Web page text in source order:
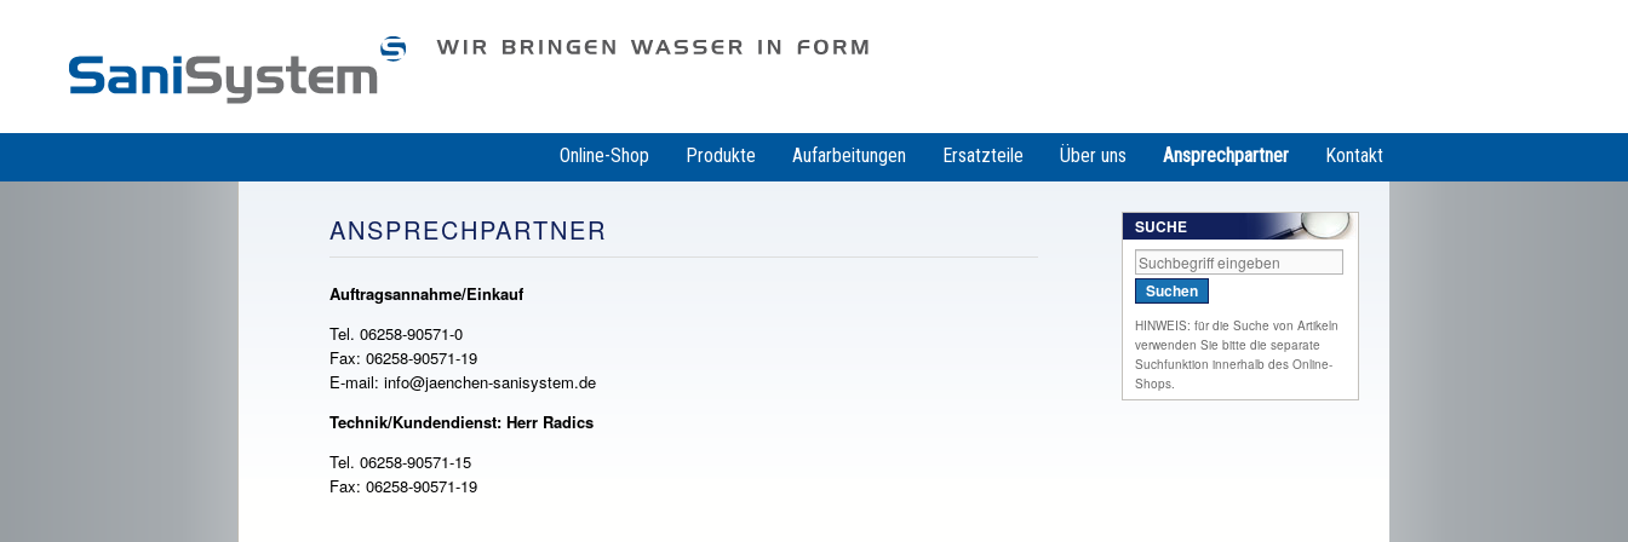
GmbH
Online-Shop Produkte Aufarbeitungen Ersatzteile Über uns Ansprechpartner Kontakt
ANSPRECHPARTNER
Auftragsannahme/Einkauf
Tel. 06258-90571-0
Fax: 06258-90571-19
E-mail: info@jaenchen-sanisystem.de
Technik/Kundendienst: Herr Radics
Tel. 06258-90571-15
Fax: 06258-90571-19
SUCHE
Suche
HINWEIS: für die Suche von Artikeln
verwenden Sie bitte die separate
Suchfunktion innerhalb des Online-
Shops.